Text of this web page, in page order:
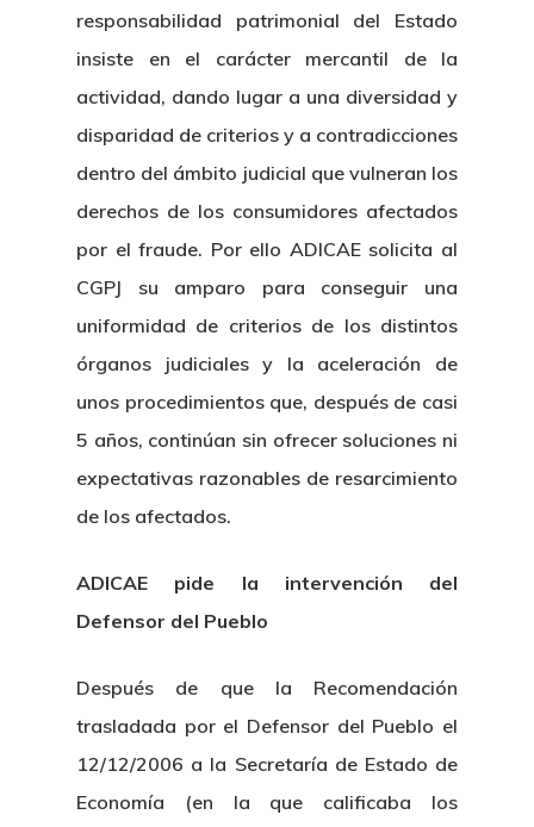
responsabilidad patrimonial del Estado
insiste en el carácter mercantil de la
actividad, dando lugar a una diversidad y
disparidad de criterios y a contradicciones
dentro del ámbito judicial que vulneran los
derechos de los consumidores afectados
por el fraude. Por ello ADICAE solicita al
CGPJ su amparo para conseguir una
uniformidad de criterios de los distintos
órganos judiciales y la aceleración de
unos procedimientos que, después de casi
5 años, continúan sin ofrecer soluciones ni
expectativas razonables de resarcimiento
de los afectados.
ADICAE pide la intervención del
Defensor del Pueblo
Después de que la Recomendación
trasladada por el Defensor del Pueblo el
12/12/2006 a la Secretaría de Estado de
Economía (en la que calificaba los